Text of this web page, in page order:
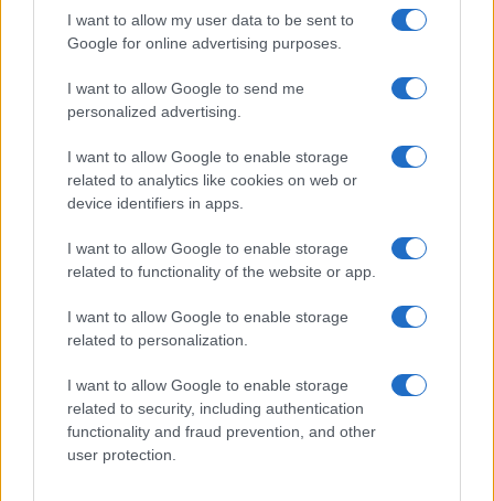
I want to allow my user data to be sent to
Google for online advertising purposes.
I want to allow Google to send me
personalized advertising.
I want to allow Google to enable storage
related to analytics like cookies on web or
device identifiers in apps.
I want to allow Google to enable storage
related to functionality of the website or app.
I want to allow Google to enable storage
related to personalization.
I want to allow Google to enable storage
related to security, including authentication
functionality and fraud prevention, and other
user protection.
Continua a leggere
Disarmo di Hamas e ritiro da Gaza: le tensioni tra
Israele e Trump
Edoardo Marchesi · 7 Ago 2026